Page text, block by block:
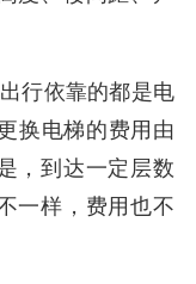
行依靠的都是电
换电梯的费用由
，到达一定层数
一样，费用也不